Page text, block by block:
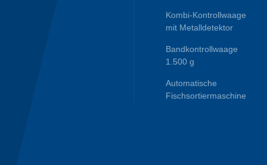
Kombi-Kontrollwaage
mit Metalldetektor
Bandkontrollwaage
1.500 g
Automatische
Fischsortiermaschine